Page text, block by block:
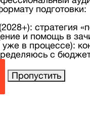
подготовки:
стратегия
и помощь в
в процессе):
с
Пропустить